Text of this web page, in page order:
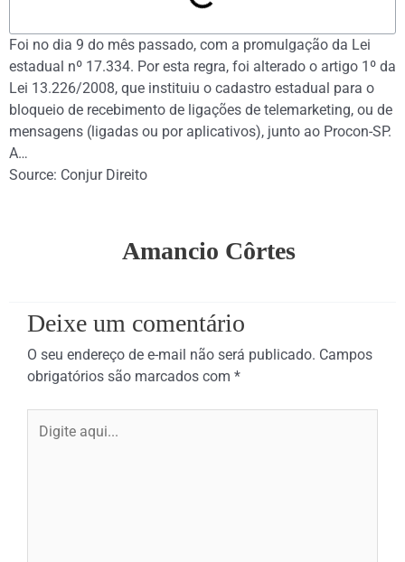
Foi no dia 9 do mês passado, com a promulgação da Lei
estadual nº 17.334. Por esta regra, foi alterado o artigo 1º da
Lei 13.226/2008, que instituiu o cadastro estadual para o
bloqueio de recebimento de ligações de telemarketing, ou de
mensagens (ligadas ou por aplicativos), junto ao Procon-SP.
A…
Source: Conjur Direito
Amancio Côrtes
Deixe um comentário
O seu endereço de e-mail não será publicado. Campos
obrigatórios são marcados com *
aqui...